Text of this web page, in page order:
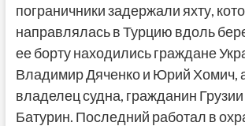
пограничники задержали яхту,
направлялась в Турцию вдоль
ее борту находились граждане
Владимир Дяченко и Юрий Хомич,
владелец судна, гражданин
Батурин. Последний работал в